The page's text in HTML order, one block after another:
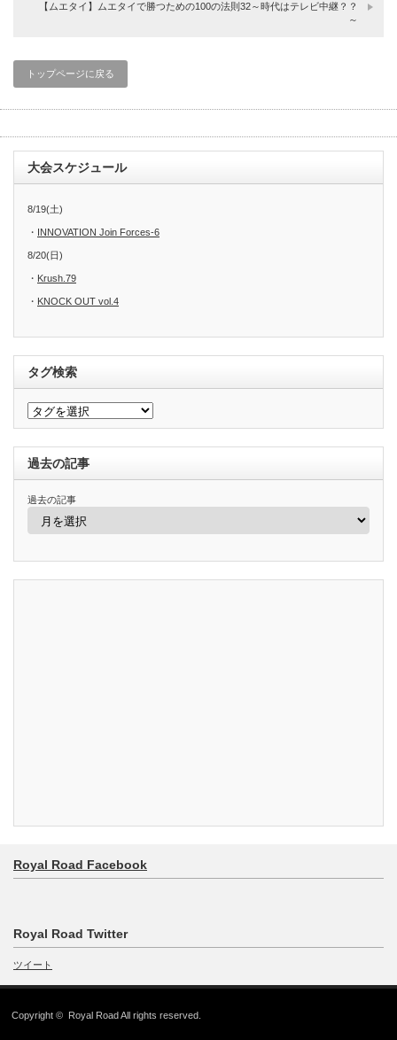
【ムエタイ】ムエタイで勝つための100の法則32～時代はテレビ中継？？
～
トップページに戻る
大会スケジュール
8/19(土)
・ INNOVATION Join Forces-6
8/20(日)
・ Krush.79
・ KNOCK OUT vol.4
タグ検索
過去の記事
過去の記事
Royal Road Facebook
Royal Road Twitter
ツイート
Copyright © Royal RoadAll rights reserved.